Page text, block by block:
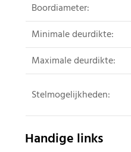
Boordiameter:
Minimale deurdikte:
Maximale deurdikte:
Stelmogelijkheden:
Handige links